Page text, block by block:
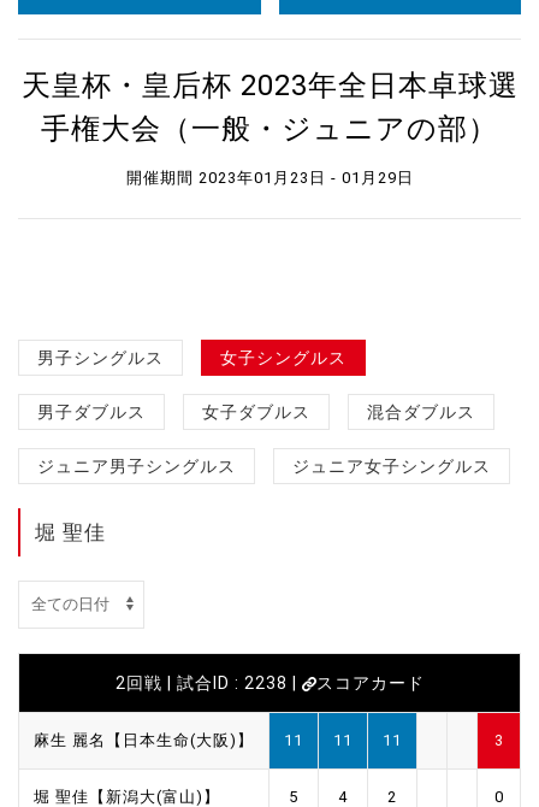
天皇杯・皇后杯 2023年全日本卓球選
手権大会（一般・ジュニアの部）
開催期間 2023年01月23日 - 01月29日
男子シングルス 女子シングルス
男子ダブルス 女子ダブルス 混合ダブルス
ジュニア男子シングルス ジュニア女子シングルス
堀 聖佳
2回戦 | 試合ID : 2238 | スコアカード
麻生 麗名【日本生命(大阪)】 11 11 11 3
堀 聖佳【新潟大(富山)】 5 4 2 0